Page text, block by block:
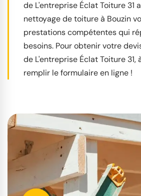
de L'entreprise Éclat Toiture 31
nettoyage de toiture à Bouzin
prestations compétentes qui
besoins. Pour obtenir votre
de L'entreprise Éclat Toiture 31,
remplir le formulaire en ligne !